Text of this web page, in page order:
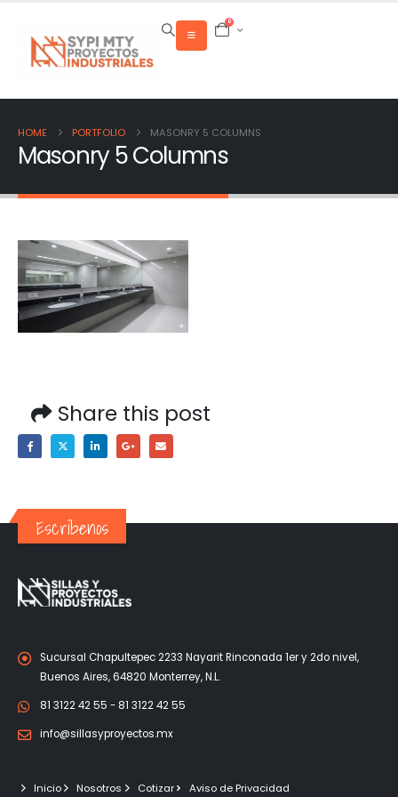
0
HOME PORTFOLIO MASONRY 5 COLUMNS
Masonry 5 Columns
Share this post
Escríbenos
Sucursal Chapultepec 2233 Nayarit Rinconada 1er y 2do nivel,
Buenos Aires, 64820 Monterrey, N.L.
81 3122 42 55 - 81 3122 42 55
info@sillasyproyectos.mx
Inicio Nosotros Cotizar Aviso de Privacidad